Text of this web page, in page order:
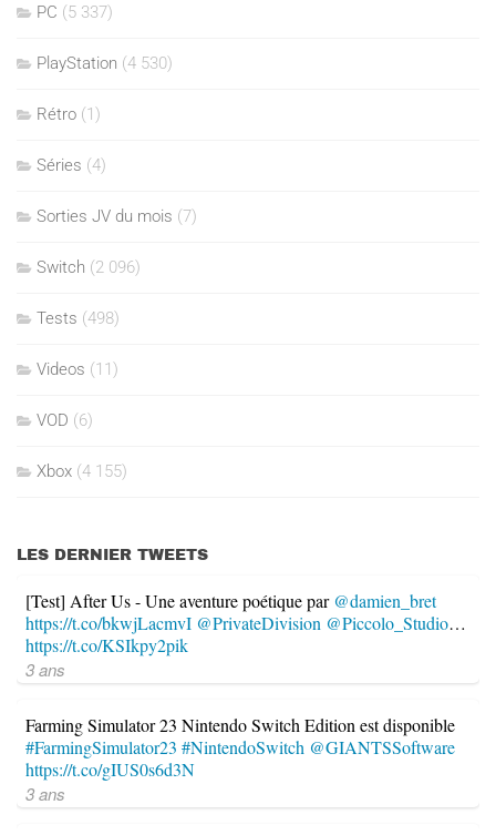
PC (5 337)
PlayStation (4 530)
Rétro (1)
Séries (4)
Sorties JV du mois (7)
Switch (2 096)
Tests (498)
Videos (11)
VOD (6)
Xbox (4 155)
LES DERNIER TWEETS
[Test] After Us - Une aventure poétique par @damien_bret
https://t.co/bkwjLacmvI @PrivateDivision @Piccolo_Studio…
https://t.co/KSIkpy2pik
3 ans
Farming Simulator 23 Nintendo Switch Edition est disponible
#FarmingSimulator23 #NintendoSwitch @GIANTSSoftware
https://t.co/gIUS0s6d3N
3 ans